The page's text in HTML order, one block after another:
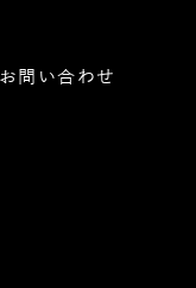
問い合わせ